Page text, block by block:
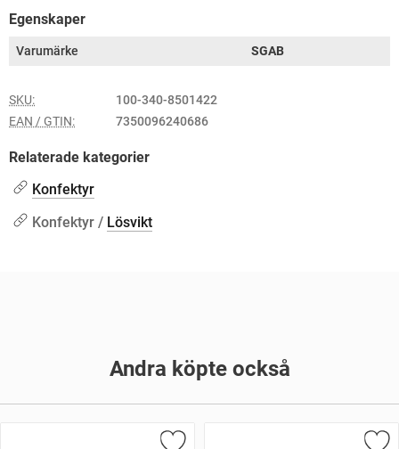
Egenskaper
Varumärke SGAB
SKU:
100-340-8501422
EAN / GTIN:
7350096240686
Relaterade kategorier
Konfektyr
Konfektyr / Lösvikt
Andra köpte också